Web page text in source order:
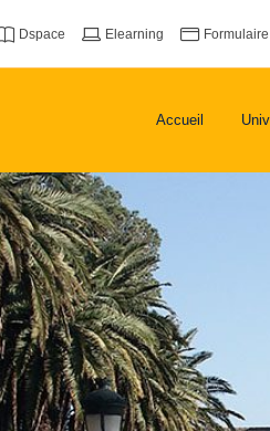
Dspace Elearning
Accueil